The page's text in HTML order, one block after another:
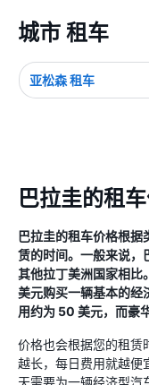
城市 租车
亚松森 租车
巴拉圭的租车
巴拉圭的租车价格根据
赁的时间。一般来说，
其他拉丁美洲国家相比
美元购买一辆基本的经
用约为 50 美元，而豪
价格也会根据您的租赁
越长，每日费用就越便
天需要为一辆经济型